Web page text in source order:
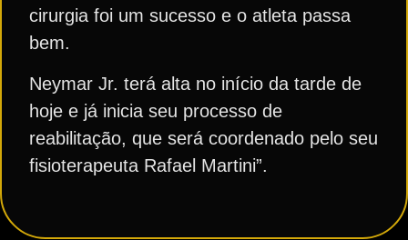
cirurgia foi um sucesso e o atleta passa
bem.
Neymar Jr. terá alta no início da tarde de
hoje e já inicia seu processo de
reabilitação, que será coordenado pelo seu
fisioterapeuta Rafael Martini”.